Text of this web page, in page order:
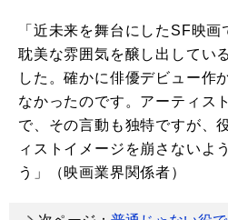
「近未来を舞台にしたSF映
耽美な雰囲気を醸し出してい
した。確かに俳優デビュー作
なかったのです。アーティス
で、その言動も独特ですが、
ィストイメージを崩さないよ
う」（映画業界関係者）